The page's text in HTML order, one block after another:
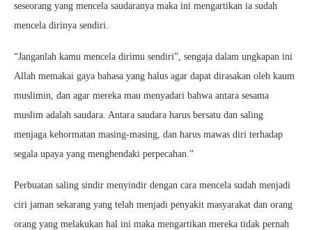
seseorang yang mencela saudaranya maka ini mengartikan ia sudah
mencela dirinya sendiri.
“Janganlah kamu mencela dirimu sendiri”, sengaja dalam ungkapan ini
Allah memakai gaya bahasa yang halus agar dapat dirasakan oleh kaum
muslimin, dan agar mereka mau menyadari bahwa antara sesama
muslim adalah saudara. Antara saudara harus bersatu dan saling
menjaga kehormatan masing-masing, dan harus mawas diri terhadap
segala upaya yang menghendaki perpecahan.”
Perbuatan saling sindir menyindir dengan cara mencela sudah menjadi
ciri jaman sekarang yang telah menjadi penyakit masyarakat dan orang
orang yang melakukan hal ini maka mengartikan mereka tidak pernah